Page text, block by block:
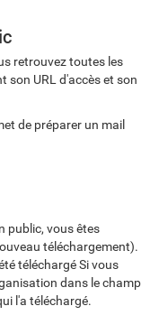
retrouvez toutes les
son URL d'accès et son
de préparer un mail
public, vous êtes
téléchargement).
téléchargé Si vous
dans le champ
l'a téléchargé.